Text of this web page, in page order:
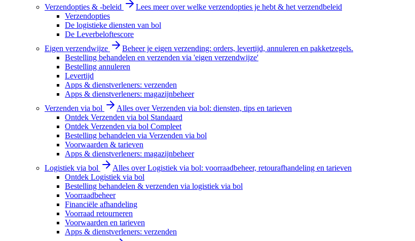
Verzendopties & -beleid
Lees meer over welke verzendopties je hebt & het verzendbeleid
Verzendopties
De logistieke diensten van bol
De Leverbeloftescore
Eigen verzendwijze
Beheer je eigen verzending: orders, levertijd, annuleren en pakketzegels.
Bestelling behandelen en verzenden via 'eigen verzendwijze'
Bestelling annuleren
Levertijd
Apps & dienstverleners: verzenden
Apps & dienstverleners: magazijnbeheer
Verzenden via bol
Alles over Verzenden via bol: diensten, tips en tarieven
Ontdek Verzenden via bol Standaard
Ontdek Verzenden via bol Compleet
Bestelling behandelen via Verzenden via bol
Voorwaarden & tarieven
Apps & dienstverleners: magazijnbeheer
Logistiek via bol
Alles over Logistiek via bol: voorraadbeheer, retourafhandeling en tarieven
Ontdek Logistiek via bol
Bestelling behandelen & verzenden via logistiek via bol
Voorraadbeheer
Financiële afhandeling
Voorraad retourneren
Voorwaarden en tarieven
Apps & dienstverleners: verzenden